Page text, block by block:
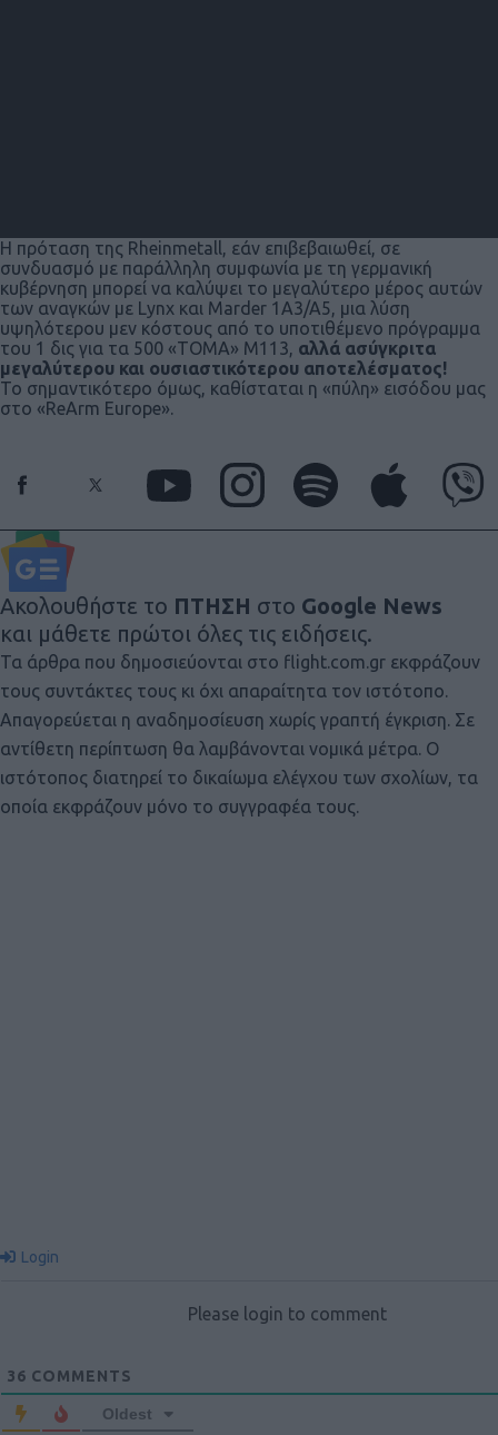
Η πρόταση της Rheinmetall, εάν επιβεβαιωθεί, σε
συνδυασμό με παράλληλη συμφωνία με τη γερμανική
κυβέρνηση μπορεί να καλύψει το μεγαλύτερο μέρος αυτών
των αναγκών με Lynx και Marder 1A3/A5, μια λύση
υψηλότερου μεν κόστους από το υποτιθέμενο πρόγραμμα
του 1 δις για τα 500 «ΤΟΜΑ» Μ113, αλλά ασύγκριτα
μεγαλύτερου και ουσιαστικότερου αποτελέσματος!
Το σημαντικότερο όμως, καθίσταται η «πύλη» εισόδου μας
στο «ReArm Europe».
Ακολουθήστε το ΠΤΗΣΗ στο Google News
και μάθετε πρώτοι όλες τις ειδήσεις.
Τα άρθρα που δημοσιεύονται στο flight.com.gr εκφράζουν
τους συντάκτες τους κι όχι απαραίτητα τον ιστότοπο.
Απαγορεύεται η αναδημοσίευση χωρίς γραπτή έγκριση. Σε
αντίθετη περίπτωση θα λαμβάνονται νομικά μέτρα. Ο
ιστότοπος διατηρεί το δικαίωμα ελέγχου των σχολίων, τα
οποία εκφράζουν μόνο το συγγραφέα τους.
Login
Please login to comment
36 COMMENTS
Oldest